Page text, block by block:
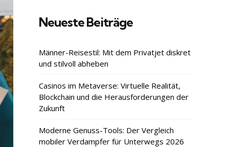
Neueste Beiträge
Männer-Reisestil: Mit dem Privatjet diskret
und stilvoll abheben
Casinos im Metaverse: Virtuelle Realität,
Blockchain und die Herausforderungen der
Zukunft
Moderne Genuss-Tools: Der Vergleich
mobiler Verdampfer für Unterwegs 2026